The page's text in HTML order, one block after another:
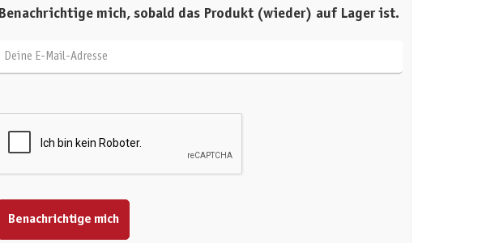
Benachrichtige mich, sobald das Produkt (wieder) auf Lager ist.
Benachrichtige mich